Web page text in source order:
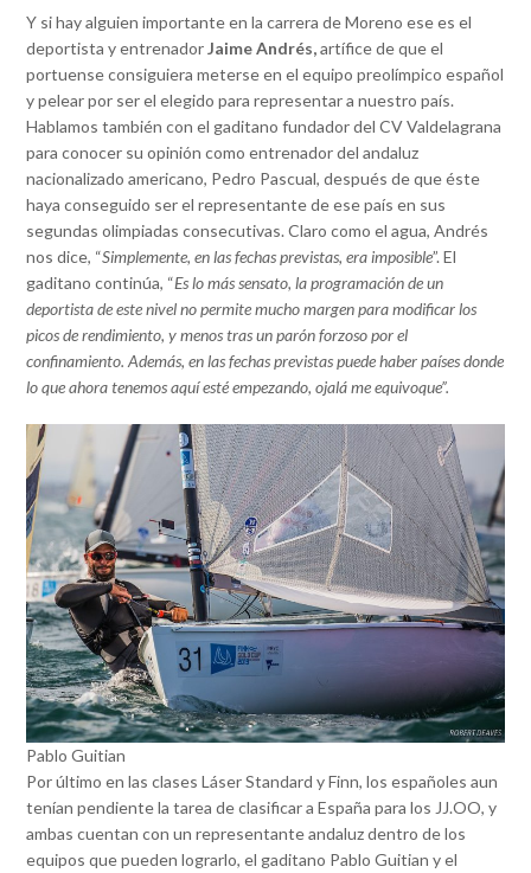
Y si hay alguien importante en la carrera de Moreno ese es el
deportista y entrenadorJaime Andrés,artífice de que el
portuense consiguiera meterse en el equipo preolímpico español
y pelear por ser el elegido para representar a nuestro país.
Hablamos también con el gaditano fundador del CV Valdelagrana
para conocer su opinión como entrenador del andaluz
nacionalizado americano, Pedro Pascual, después de que éste
haya conseguido ser el representante de ese país en sus
segundas olimpiadas consecutivas. Claro como el agua, Andrés
nos dice, “Simplemente, en las fechas previstas, era imposible”. El
gaditano continúa, “Es lo más sensato, la programación de un
deportista de este nivel no permite mucho margen para modificar los
picos de rendimiento, y menos tras un parón forzoso por el
confinamiento. Además, en las fechas previstas puede haber países donde
lo que ahora tenemos aquí esté empezando, ojalá me equivoque”.
Pablo Guitian
Por último en las clases Láser Standard y Finn, los españoles aun
tenían pendiente la tarea de clasificar a España para los JJ.OO, y
ambas cuentan con un representante andaluz dentro de los
equipos que pueden lograrlo, el gaditano Pablo Guitian y el